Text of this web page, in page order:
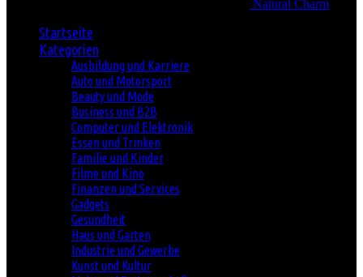
Natural Charm
Startseite
Kategorien
Ausbildung und Karriere
Auto und Motorsport
Beauty und Mode
Business und B2B
Computer und Elektronik
Essen und Trinken
Familie und Kinder
Filme und Kino
Finanzen und Services
Gadgets
Gesundheit
Haus und Garten
Industrie und Gewerbe
Kunst und Kultur